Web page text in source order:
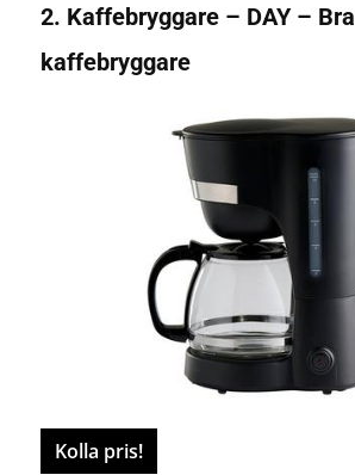
2. Kaffebryggare – DAY – Bra
kaffebryggare
Kolla pris!